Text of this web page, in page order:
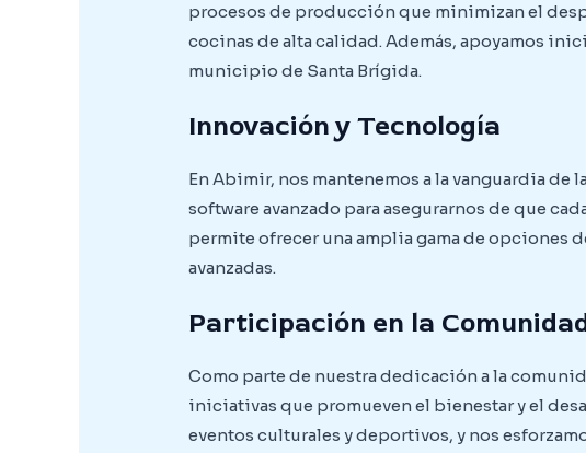
procesos de producción que minimizan el
cocinas de alta calidad. Además, apoyamos
municipio de Santa Brígida.
Innovación y Tecnología
En Abimir, nos mantenemos a la vanguardia
software avanzado para asegurarnos de que
permite ofrecer una amplia gama de opciones
avanzadas.
Participación en la
Como parte de nuestra dedicación a la
iniciativas que promueven el bienestar y el
eventos culturales y deportivos, y nos